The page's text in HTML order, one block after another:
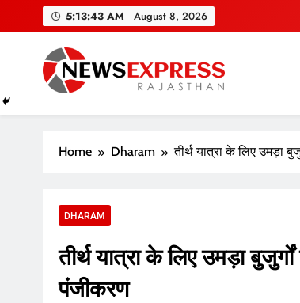
5:13:44 AM August 8, 2026
Home Dharam तीर्थ यात्रा के लिए उमड़ा
DHARAM
तीर्थ यात्रा के लिए उमड़ा
पंजीकरण